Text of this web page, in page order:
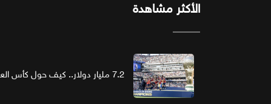
الأكثر مشاهدة
7.2 مليار دولار.. كيف حول كأس العالم الرعاية إلى استثمار ذهبي؟